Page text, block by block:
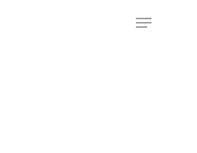
Menu